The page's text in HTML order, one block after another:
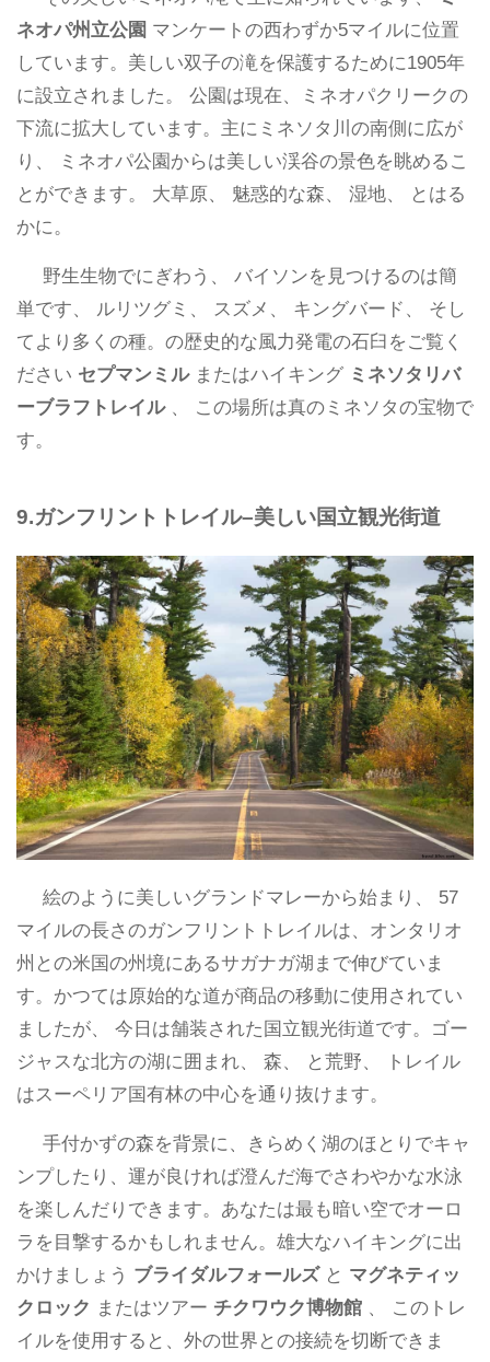
ネオパ州立公園 マンケートの西わずか5マイルに位置
しています。美しい双子の滝を保護するために1905年
に設立されました。 公園は現在、ミネオパクリークの
下流に拡大しています。主にミネソタ川の南側に広が
り、 ミネオパ公園からは美しい渓谷の景色を眺めるこ
とができます。 大草原、 魅惑的な森、 湿地、 とはる
かに。
野生生物でにぎわう、 バイソンを見つけるのは簡
単です、 ルリツグミ、 スズメ、 キングバード、 そし
てより多くの種。の歴史的な風力発電の石臼をご覧く
ださい セプマンミル またはハイキング ミネソタリバ
ーブラフトレイル
、 この場所は真のミネソタの宝物で
す。
9.ガンフリントトレイル–美しい国立観光街道
絵のように美しいグランドマレーから始まり、 57
マイルの長さのガンフリントトレイルは、オンタリオ
州との米国の州境にあるサガナガ湖まで伸びていま
す。かつては原始的な道が商品の移動に使用されてい
ましたが、 今日は舗装された国立観光街道です。ゴー
ジャスな北方の湖に囲まれ、 森、 と荒野、 トレイル
はスーペリア国有林の中心を通り抜けます。
手付かずの森を背景に、きらめく湖のほとりでキャ
ンプしたり、運が良ければ澄んだ海でさわやかな水泳
を楽しんだりできます。あなたは最も暗い空でオーロ
ラを目撃するかもしれません。雄大なハイキングに出
かけましょう ブライダルフォールズ と マグネティッ
クロック またはツアー チクワウク博物館 、 このトレ
イルを使用すると、外の世界との接続を切断できま